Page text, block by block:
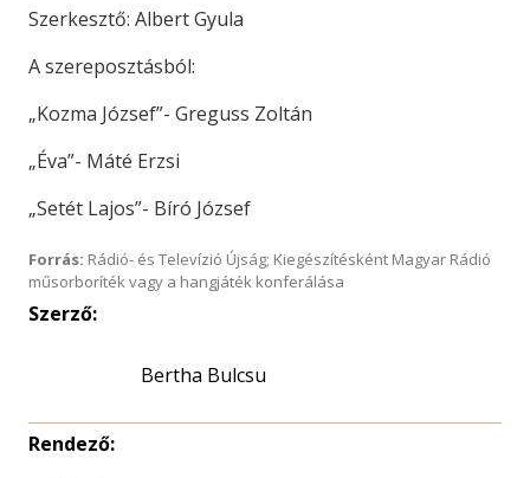
Szerkesztő: Albert Gyula
A szereposztásból:
„Kozma József”- Greguss Zoltán
„Éva”- Máté Erzsi
„Setét Lajos”- Bíró József
Forrás: Rádió- és Televízió Újság; Kiegészítésként Magyar Rádió
műsorboríték vagy a hangjáték konferálása
Szerző:
Rendező: